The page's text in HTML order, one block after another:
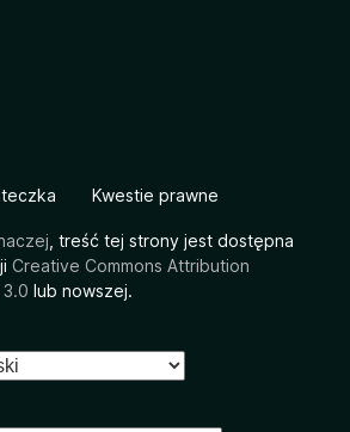
Kwestie prawne
, treść tej strony jest dostępna
Creative Commons Attribution
lub nowszej.